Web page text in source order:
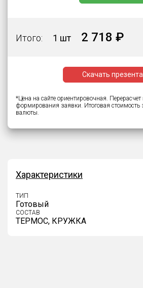
Итого: 1 шт 2 718 ₽
Скачать
*Цена на сайте ориентировочная.
формирования заявки. Итоговая стоимость
валюты.
Характеристики
ТИП
Готовый
СОСТАВ
ТЕРМОС, КРУЖКА